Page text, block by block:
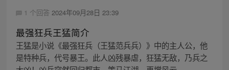
1 个回答 2024年09月28日 23:39
最强狂兵王猛简介
王猛是小说《最强狂兵（王猛范兵兵）》中的主人公，他
是特种兵，代号暴王。此人凶残暴虐，狂猛无敌，乃兵之